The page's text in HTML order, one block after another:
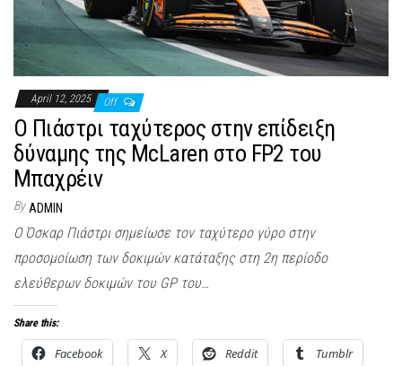
April 12, 2025 Off
Ο Πιάστρι ταχύτερος στην επίδειξη
δύναμης της McLaren στο FP2 του
Μπαχρέιν
By ADMIN
Ο Όσκαρ Πιάστρι σημείωσε τον ταχύτερο γύρο στην
προσομοίωση των δοκιμών κατάταξης στη 2η περίοδο
ελεύθερων δοκιμών του GP του…
Share this:
Facebook X Reddit Tumblr